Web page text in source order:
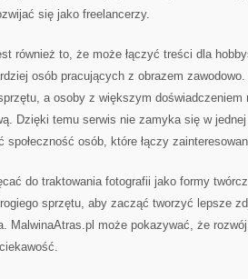
się jako freelancerzy.
również to, że może łączyć treści dla
osób pracujących z obrazem
a osoby z większym doświadczeniem
Dzięki temu serwis nie zamyka się w
społeczność osób, które łączy
do traktowania fotografii jako formy
sprzętu, aby zacząć tworzyć lepsze
MalwinaAtras.pl może pokazywać, że